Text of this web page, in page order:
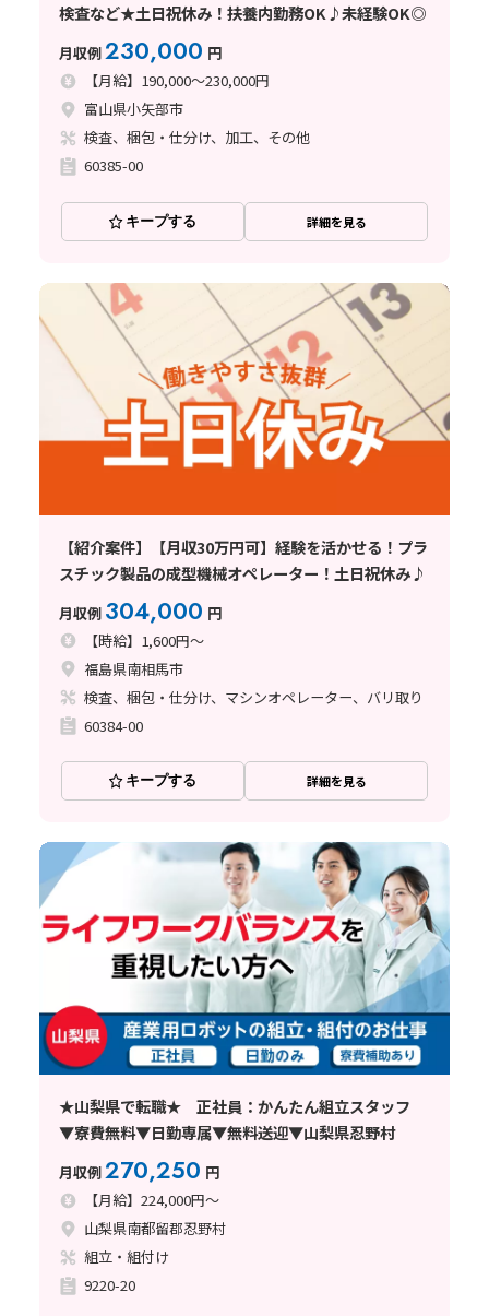
検査など★土日祝休み！扶養内勤務OK♪未経験OK◎
月収例230,000 円
【月給】190,000～230,000円
富山県小矢部市
検査、梱包・仕分け、加工、その他
60385-00
キープする 詳細を見る
【紹介案件】【月収30万円可】経験を活かせる！プラ
スチック製品の成型機械オペレーター！土日祝休み♪
月収例 304,000 円
【時給】1,600円～
福島県南相馬市
検査、梱包・仕分け、マシンオペレーター、バリ取り
60384-00
キープする 詳細を見る
★山梨県で転職★ 正社員：かんたん組立スタッフ
▼寮費無料▼日勤専属▼無料送迎▼山梨県忍野村
月収例270,250 円
【月給】224,000円～
山梨県南都留郡忍野村
組立・組付け
9220-20